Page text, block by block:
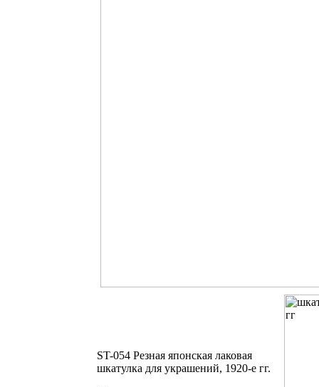
ST-054 Резная японская лаковая
шкатулка для украшений, 1920-е гг.